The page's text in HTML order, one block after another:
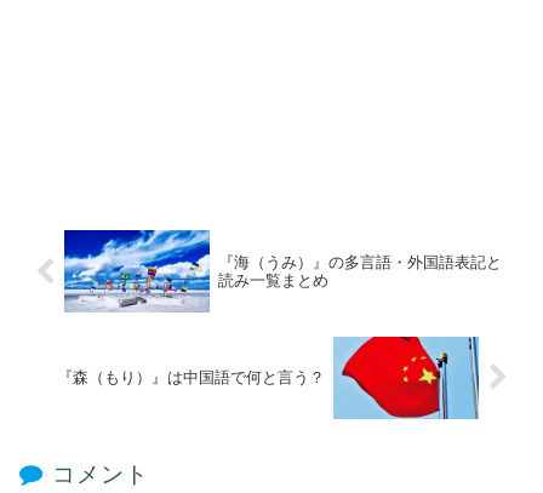
『海（うみ）』の多言語・外国語表記と
読み一覧まとめ
『森（もり）』は中国語で何と言う？
コメント